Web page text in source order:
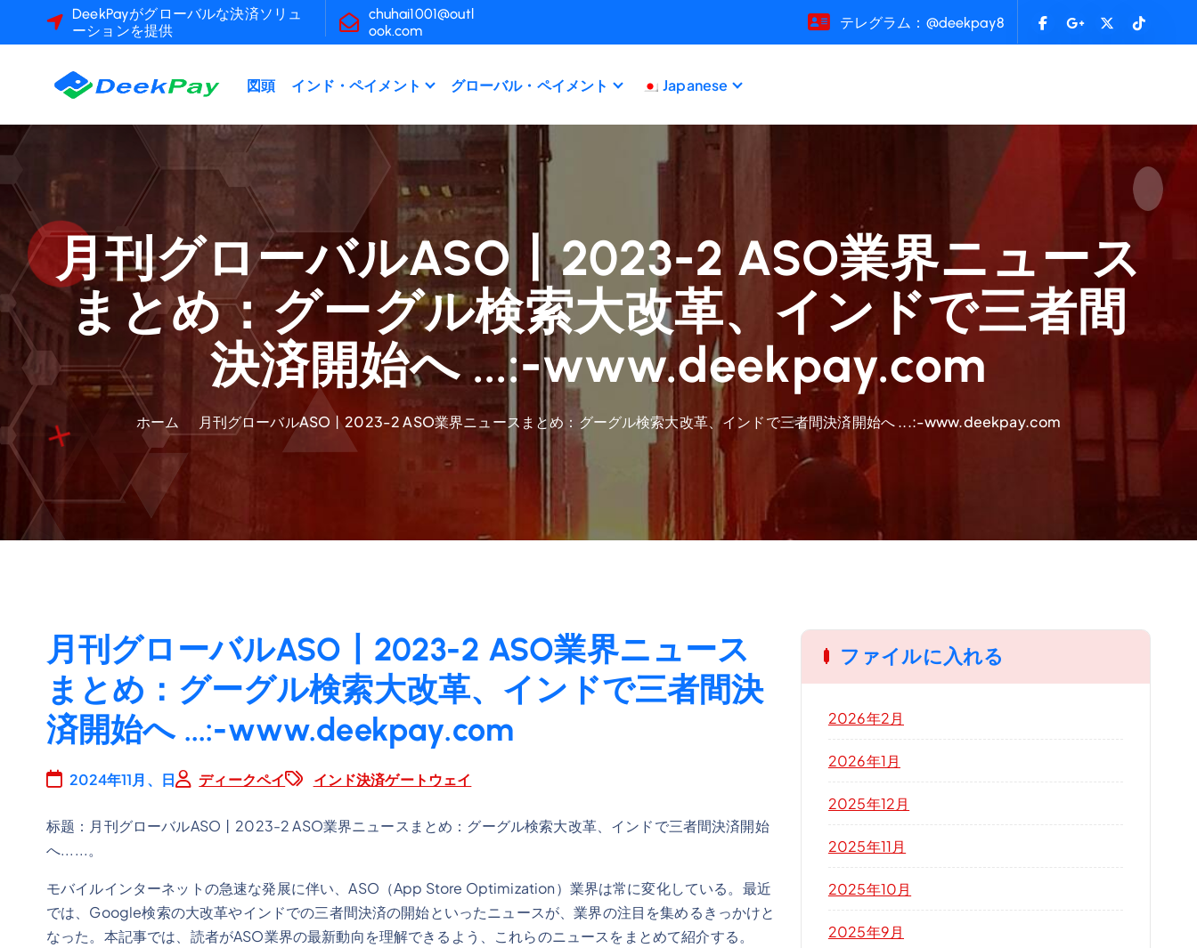
ス
DeekPayがグローバルな決済ソリュ
ーションを提供
chuhai1001@outl
ook.com
テレグラム：@deekpay8
図頭 インド・ペイメント グローバル・ペイメント Japanese
月刊グローバルASO丨2023-2 ASO業界ニュース
まとめ：グーグル検索大改革、インドで三者間
決済開始へ ...:-www.deekpay.com
ホーム 月刊グローバルASO丨2023-2 ASO業界ニュースまとめ：グーグル検索大改革、インドで三者間決済開始へ ...:-www.deekpay.com
月刊グローバルASO丨2023-2 ASO業界ニュース
まとめ：グーグル検索大改革、インドで三者間決
済開始へ ...:-www.deekpay.com
2024年11月、日 ディークペイ インド決済ゲートウェイ
标题：月刊グローバルASO丨2023-2 ASO業界ニュースまとめ：グーグル検索大改革、インドで三者間決済開始
へ......。
モバイルインターネットの急速な発展に伴い、ASO（App Store Optimization）業界は常に変化している。最近
では、Google検索の大改革やインドでの三者間決済の開始といったニュースが、業界の注目を集めるきっかけと
なった。本記事では、読者がASO業界の最新動向を理解できるよう、これらのニュースをまとめて紹介する。
ファイルに入れる
2026年2月
2026年1月
2025年12月
2025年11月
2025年10月
2025年9月